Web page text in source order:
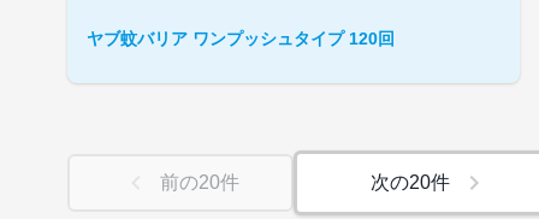
ヤブ蚊バリア ワンプッシュタイプ 120回
前の20件 次の20件